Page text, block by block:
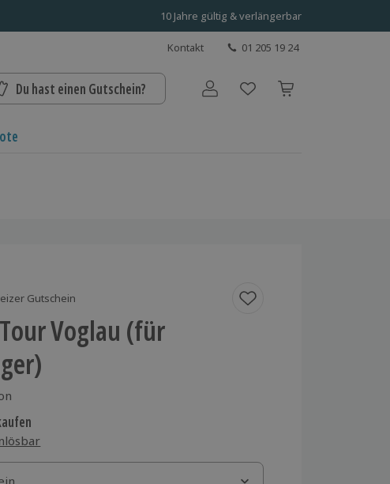
10 Jahre gültig & verlängerbar
Kontakt 01 205 19 24
Du hast einen Gutschein? Benutzerkonto
Gutschein
Voglau (für